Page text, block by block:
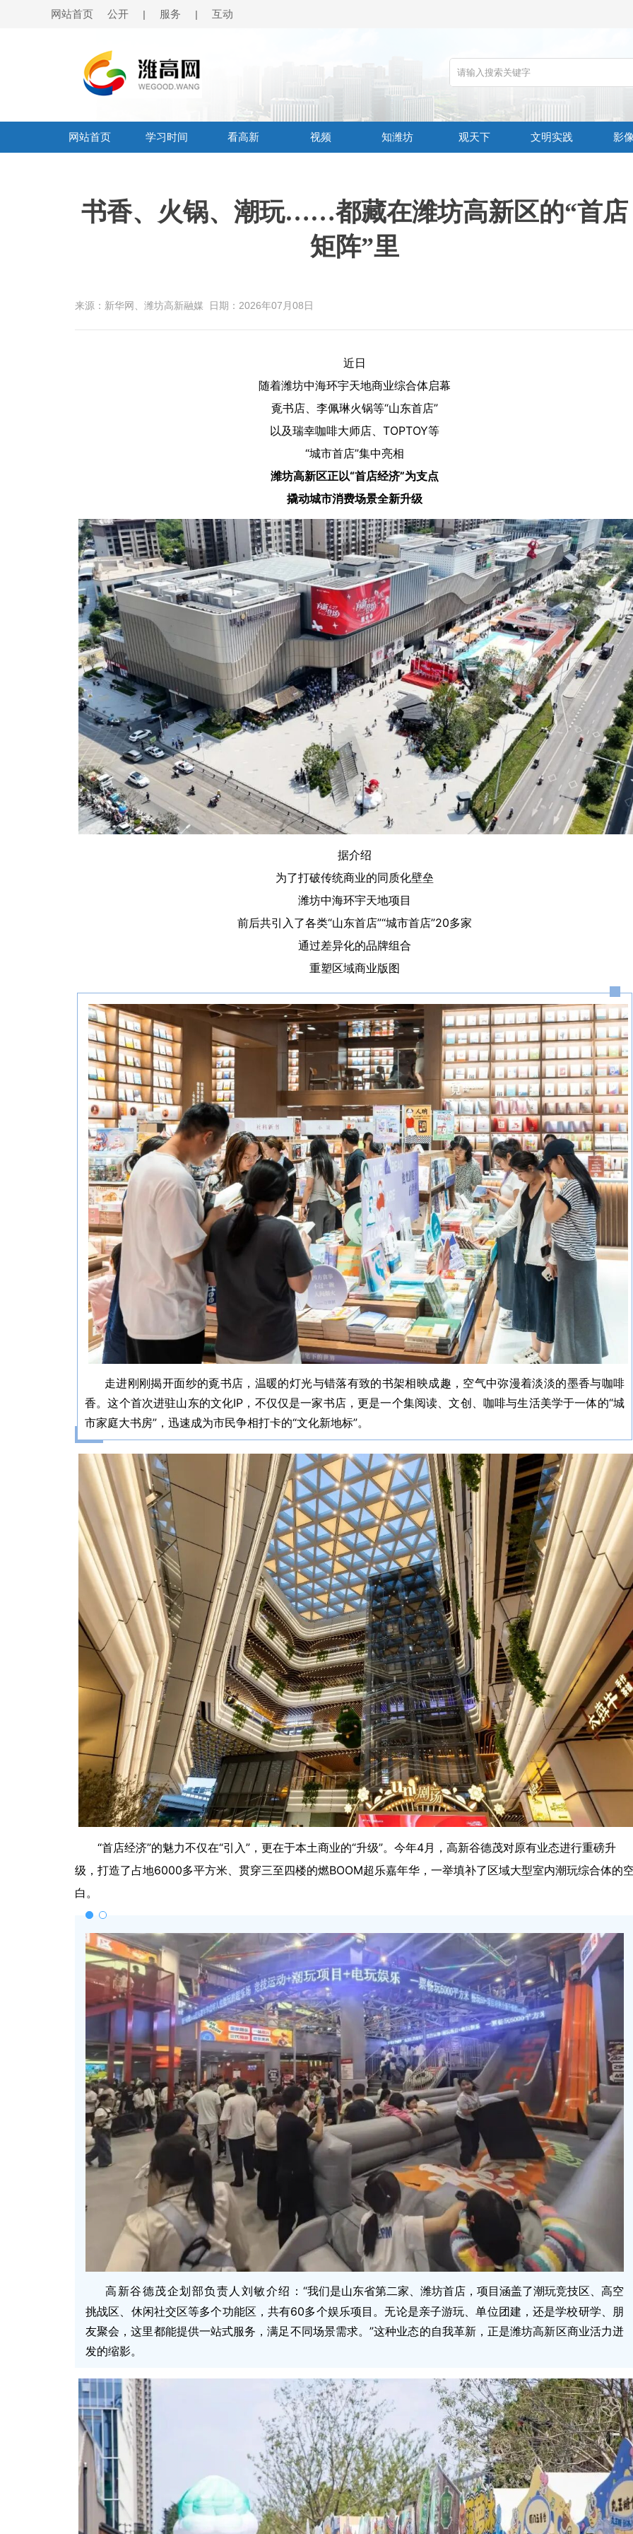
网站首页 公开 | 服务 | 互动
网站首页 学习时间 看高新 视频 知潍坊 观天下 文明实践 影
书香、火锅、潮玩……都藏在潍坊高新区的“首店
矩阵”里
来源：新华网、潍坊高新融媒 日期：2026年07月08日
近日
随着潍坊中海环宇天地商业综合体启幕
覔书店、李佩琳火锅等“山东首店”
以及瑞幸咖啡大师店、TOPTOY等
“城市首店”集中亮相
潍坊高新区正以“首店经济”为支点
撬动城市消费场景全新升级
据介绍
为了打破传统商业的同质化壁垒
潍坊中海环宇天地项目
前后共引入了各类“山东首店”“城市首店”20多家
通过差异化的品牌组合
重塑区域商业版图
走进刚刚揭开面纱的覔书店，温暖的灯光与错落有致的书架相映成趣，空气中弥漫着淡淡的墨香与咖啡
香。这个首次进驻山东的文化IP，不仅仅是一家书店，更是一个集阅读、文创、咖啡与生活美学于一体的“城
市家庭大书房”，迅速成为市民争相打卡的“文化新地标”。
“首店经济”的魅力不仅在“引入”，更在于本土商业的“升级”。今年4月，高新谷德茂对原有业态进行重磅升
级，打造了占地6000多平方米、贯穿三至四楼的燃BOOM超乐嘉年华，一举填补了区域大型室内潮玩综合体的
白。
高新谷德茂企划部负责人刘敏介绍： “我们是山东省第二家、潍坊首店，项目涵盖了潮玩竞技区、高空
挑战区、休闲社交区等多个功能区，共有60多个娱乐项目。无论是亲子游玩、单位团建，还是学校研学、朋
友聚会，这里都能提供一站式服务，满足不同场景需求。”这种业态的自我革新，正是潍坊高新区商业活力迸
发的缩影。